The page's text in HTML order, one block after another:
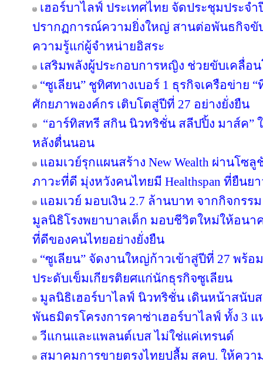
เฮอร์บาไลฟ์ ประเทศไทย จัดประชุมประจำปี
ปรากฏการณ์ความยิ่งใหญ่ สานต่อพันธกิจขั
ความรู้แก่ผู้จำหน่ายอิสระ
เสริมพลังผู้ประกอบการหญิง ช่วยขับเคลื่อ
“ซูเลียน” ชูทิศทางเบอร์ 1 ธุรกิจเครือข่าย
ศักยภาพองค์กร เติบโตสู่ปีที่ 27 อย่างยั่งยืน
“อาร์ทิสทรี สกิน นิวทริชั่น สลีปปิ้ง มาส์ค”
หลังตื่นนอน
แอมเวย์รุกแผนสร้าง New Wealth ผ่านโ
ภาวะที่ดี มุ่งหวังคนไทยมี Healthspan ที่ยืนย
แอมเวย์ มอบเงิน 2.7 ล้านบาท จากกิจกรร
มูลนิธิโรงพยาบาลเด็ก มอบชีวิตใหม่ให้อน
ที่ดีของคนไทยอย่างยั่งยืน
“ซูเลียน” จัดงานใหญ่ก้าวเข้าสู่ปีที่ 27 พร้
ประดับเข็มเกียรติยศแก่นักธุรกิจซูเลียน
มูลนิธิเฮอร์บาไลฟ์ นิวทริชั่น เดินหน้าสนับ
พันธมิตรโครงการคาซ่าเฮอร์บาไลฟ์ ทั้ง 3 แ
วีแกนและแพลนต์เบส ไม่ใช่แค่เทรนด์
สมาคมการขายตรงไทยปลื้ม สคบ. ให้คว